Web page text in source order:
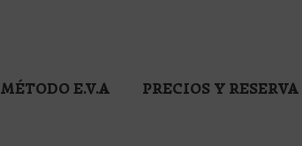
MÉTODO E.V.A PRECIOS Y RESERVA